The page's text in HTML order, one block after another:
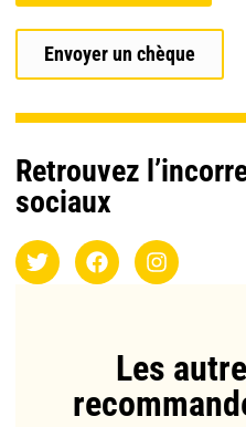
Envoyer un chèque
Retrouvez
sociaux
Les